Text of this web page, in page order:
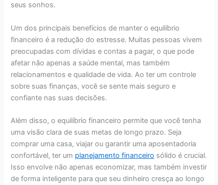
seus sonhos.
Um dos principais benefícios de manter o equilíbrio
financeiro é a redução do estresse. Muitas pessoas vivem
preocupadas com dívidas e contas a pagar, o que pode
afetar não apenas a saúde mental, mas também
relacionamentos e qualidade de vida. Ao ter um controle
sobre suas finanças, você se sente mais seguro e
confiante nas suas decisões.
Além disso, o equilíbrio financeiro permite que você tenha
uma visão clara de suas metas de longo prazo. Seja
comprar uma casa, viajar ou garantir uma aposentadoria
confortável, ter um planejamento financeiro sólido é crucial.
Isso envolve não apenas economizar, mas também investir
de forma inteligente para que seu dinheiro cresça ao longo